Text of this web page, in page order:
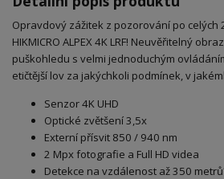
Opravdový zážitek z pozorování po celých
HIKMICRO ALPEX 4K LRF! Neuvěřitelný
puškohledu s velmi jednoduchým
etičtější lov za jakýchkoli podmínek, v
Senzor 4K UHD
Optické zvětšení 3,5x
Externí přísvit 850 / 940 nm
2 Mpx fotografie a Full HD videa
Detekce na vzdálenost až 350